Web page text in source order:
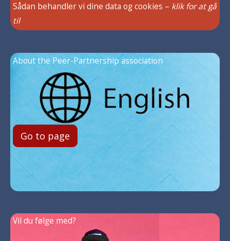
Sådan behandler vi dine data og cookies – klik for at gå
til
About the Peer-Partnership association
Go to page
Vil du følge med?